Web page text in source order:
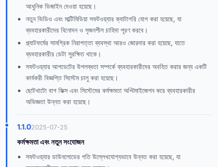
আধুনিক ডিজাইন দেওয়া হয়েছে।
নতুন ভিডিও এবং মাল্টিমিডিয়া সফটওয়্যার ক্যাটাগরি যোগ করা হয়েছে, যা
ব্যবহারকারীদের বিনোদন ও সৃজনশীল চাহিদা পূরণ করবে।
প্ল্যাটফর্মের সামগ্রিক নিরাপত্তা ব্যবস্থা আরও জোরদার করা হয়েছে, যাতে
ব্যবহারকারীর ডেটা সুরক্ষিত থাকে।
সফটওয়্যার আপডেটের উপলব্ধতা সম্পর্কে ব্যবহারকারীদের অবহিত করার জন্য একটি
কার্যকরী বিজ্ঞপ্তি সিস্টেম চালু করা হয়েছে।
ছোটখাটো বাগ ফিক্স এবং সিস্টেমের কর্মক্ষমতা অপ্টিমাইজেশন করে ব্যবহারকারীর
অভিজ্ঞতা উন্নত করা হয়েছে।
1.1.02025-07-25
কর্মক্ষমতা এবং নতুন সংযোজন
সফটওয়্যার ডাউনলোডের গতি উল্লেখযোগ্যভাবে উন্নত করা হয়েছে, যা